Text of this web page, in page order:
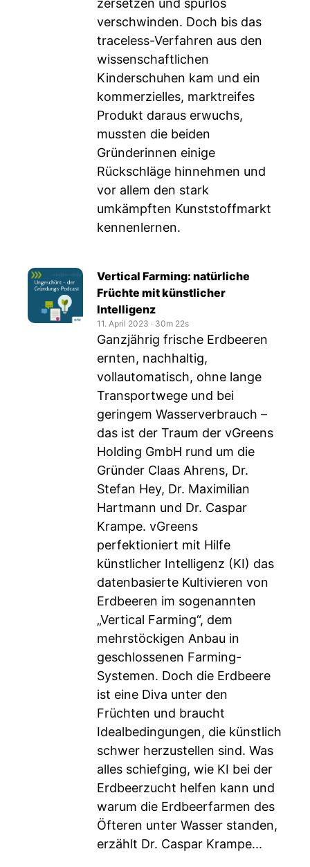
zersetzen und spurlos
verschwinden. Doch bis das
traceless-Verfahren aus den
wissenschaftlichen
Kinderschuhen kam und ein
kommerzielles, marktreifes
Produkt daraus erwuchs,
mussten die beiden
Gründerinnen einige
Rückschläge hinnehmen und
vor allem den stark
umkämpften Kunststoffmarkt
kennenlernen.
Vertical Farming: natürliche
Früchte mit künstlicher
Intelligenz
11. April 2023 ‧ 30m 22s
Ganzjährig frische Erdbeeren
ernten, nachhaltig,
vollautomatisch, ohne lange
Transportwege und bei
geringem Wasserverbrauch –
das ist der Traum der vGreens
Holding GmbH rund um die
Gründer Claas Ahrens, Dr.
Stefan Hey, Dr. Maximilian
Hartmann und Dr. Caspar
Krampe. vGreens
perfektioniert mit Hilfe
künstlicher Intelligenz (KI) das
datenbasierte Kultivieren von
Erdbeeren im sogenannten
„Vertical Farming“, dem
mehrstöckigen Anbau in
geschlossenen Farming-
Systemen. Doch die Erdbeere
ist eine Diva unter den
Früchten und braucht
Idealbedingungen, die künstlich
schwer herzustellen sind. Was
alles schiefging, wie KI bei der
Erdbeerzucht helfen kann und
warum die Erdbeerfarmen des
Öfteren unter Wasser standen,
erzählt Dr. Caspar Krampe...